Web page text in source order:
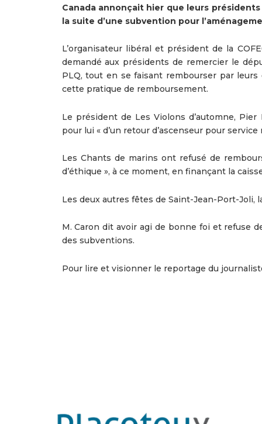
Canada annonçait hier que leurs
la suite d’une subvention pour
L’organisateur libéral et président de la
demandé aux présidents de remercier le
PLQ, tout en se faisant rembourser par
cette pratique de remboursement.
Le président de Les Violons d’automne, Pier
pour lui « d’un retour d’ascenseur pour service
Les Chants de marins ont refusé de
d’éthique », à ce moment, en finançant la
Les deux autres fêtes de Saint-Jean-Port-Joli,
M. Caron dit avoir agi de bonne foi et refuse
des subventions.
Pour lire et visionner le reportage du